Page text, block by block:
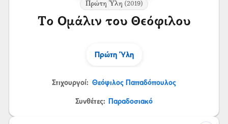
Πρώτη Ύλη (2019)
Το Ομάλιν του Θεόφιλου
Πρώτη Ύλη
Στιχουργοί: Θεόφιλος Παπαδόπουλος
Συνθέτες: Παραδοσιακό